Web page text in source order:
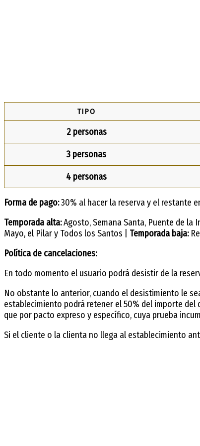
TIPO
2 personas
3 personas
4 personas
Forma de pago:30% al hacer la reserva y el restante
Temporada alta:Agosto, Semana Santa, Puente de la
Mayo, el Pilar y Todos los Santos | Temporada baja:
Política de cancelaciones:
En todo momento el usuario podrá desistir de la
No obstante lo anterior, cuando el desistimiento le
establecimiento podrá retener el 50% del importe
que por pacto expreso y específico, cuya prueba
Si el cliente o la clienta no llega al establecimiento